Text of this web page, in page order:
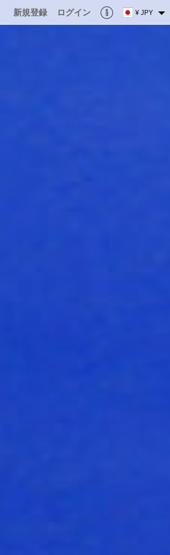
新規登録 ログイン ¥ JPY